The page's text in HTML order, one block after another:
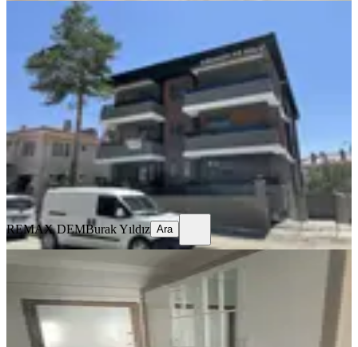
SIFIR BİNA
Remax Dem'den Halitpaşa Mah. 1+1
Kiralık Daire
Merkez, Halitpaşa Mahallesi
1+1·65 m² 2. Kat·04.08.2026
16.500 ₺
REMAX DEM Burak Yıldız
Ara
REMAX DEMBurak Yıldız Ara
4,5+1 Temiz Lüks Daire
Merkez, Demirkent Mahallesi
4.5+1·